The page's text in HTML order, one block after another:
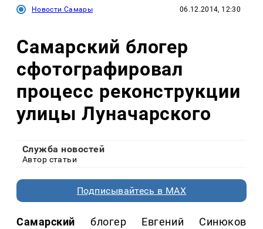
Новости Самары 06.12.2014, 12:30
Самарский блогер
сфотографировал
процесс реконструкции
улицы Луначарского
Служба новостей
Автор статьи
Подписывайтесь в MAX
Самарский блогер Евгений Синюков